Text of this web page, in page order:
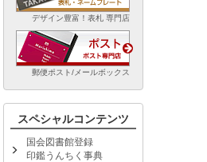
デザイン豊富！表札 専門店
郵便ポスト/メールボックス
スペシャルコンテンツ
国会図書館登録
印鑑うんちく事典